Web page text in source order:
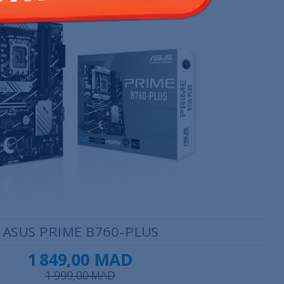
ASUS PRIME B760-PLUS
1 849,00 MAD
1 999,00 MAD